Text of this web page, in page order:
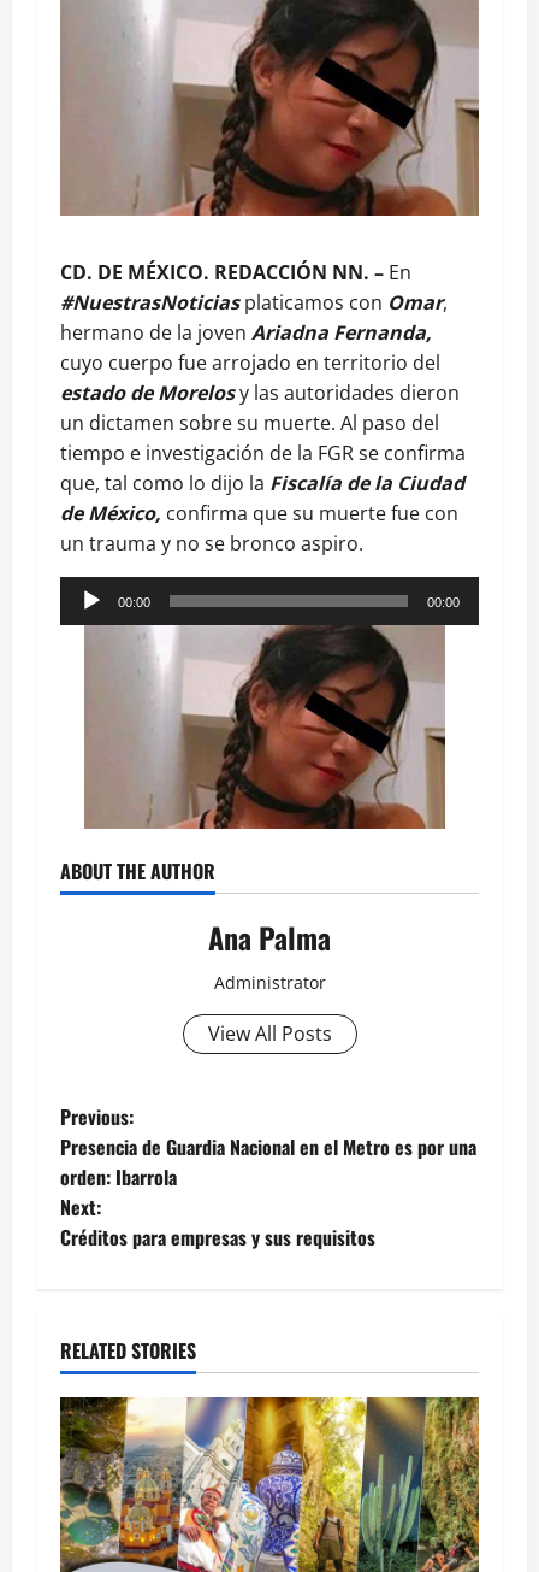
CD. DE MÉXICO. REDACCIÓN NN. – En
#NuestrasNoticias platicamos con Omar,
hermano de la joven Ariadna Fernanda,
cuyo cuerpo fue arrojado en territorio del
estado de Morelosy las autoridades dieron
un dictamen sobre su muerte. Al paso del
tiempo e investigación de la FGR se confirma
que, tal como lo dijo la Fiscalía de la Ciudad
de México, confirma que su muerte fue con
un trauma y no se bronco aspiro.
Reproductor
de
00:00 00:00
ABOUT THE AUTHOR
Ana Palma
Administrator
View All Posts
Post
navigation
Previous:
Presencia de Guardia Nacional en el Metro es por una
orden: Ibarrola
Next:
Créditos para empresas y sus requisitos
RELATED STORIES